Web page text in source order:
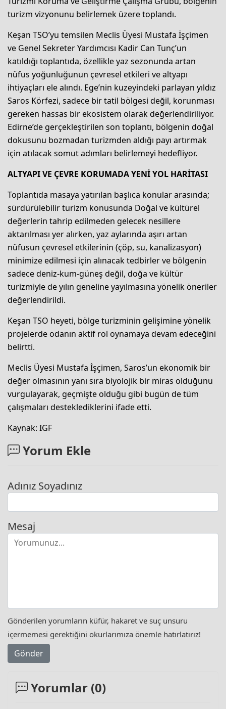
turizm vizyonunu belirlemek üzere toplandı.
Keşan TSO’yu temsilen Meclis Üyesi Mustafa İşçimen
ve Genel Sekreter Yardımcısı Kadir Can Tunç’un
katıldığı toplantıda, özellikle yaz sezonunda artan
nüfus yoğunluğunun çevresel etkileri ve altyapı
ihtiyaçları ele alındı. Ege’nin kuzeyindeki parlayan yıldız
Saros Körfezi, sadece bir tatil bölgesi değil, korunması
gereken hassas bir ekosistem olarak değerlendiriliyor.
Edirne’de gerçekleştirilen son toplantı, bölgenin doğal
dokusunu bozmadan turizmden aldığı payı artırmak
için atılacak somut adımları belirlemeyi hedefliyor.
ALTYAPI VE ÇEVRE KORUMADA YENİ YOL HARİTASI
Toplantıda masaya yatırılan başlıca konular arasında;
sürdürülebilir turizm konusunda Doğal ve kültürel
değerlerin tahrip edilmeden gelecek nesillere
aktarılması yer alırken, yaz aylarında aşırı artan
nüfusun çevresel etkilerinin (çöp, su, kanalizasyon)
minimize edilmesi için alınacak tedbirler ve bölgenin
sadece deniz-kum-güneş değil, doğa ve kültür
turizmiyle de yılın geneline yayılmasına yönelik öneriler
değerlendirildi.
Keşan TSO heyeti, bölge turizminin gelişimine yönelik
projelerde odanın aktif rol oynamaya devam edeceğini
belirtti.
Meclis Üyesi Mustafa İşçimen, Saros’un ekonomik bir
değer olmasının yanı sıra biyolojik bir miras olduğunu
vurgulayarak, geçmişte olduğu gibi bugün de tüm
çalışmaları desteklediklerini ifade etti.
Kaynak: IGF
Yorum Ekle
Adınız Soyadınız
Mesaj
Gönderilen yorumların küfür, hakaret ve suç unsuru
içermemesi gerektiğini okurlarımıza önemle hatırlatırız!
Gönder
Yorumlar (0)